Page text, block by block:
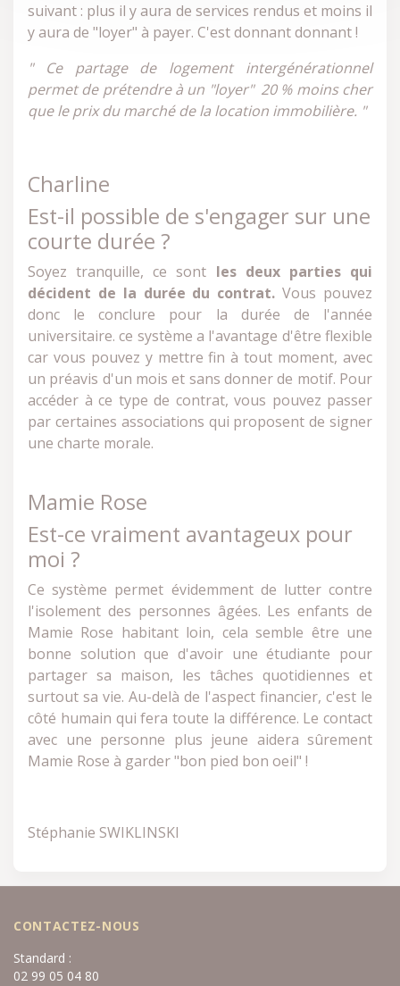
suivant : plus il y aura de services rendus et moins il
y aura de "loyer" à payer. C'est donnant donnant !
" Ce partage de logement intergénérationnel
permet de prétendre à un "loyer" 20 % moins cher
que le prix du marché de la location immobilière. "
Charline
Est-il possible de s'engager sur une
courte durée ?
Soyez tranquille, ce sont les deux parties qui
décident de la durée du contrat. Vous pouvez
donc le conclure pour la durée de l'année
universitaire. ce système a l'avantage d'être flexible
car vous pouvez y mettre fin à tout moment, avec
un préavis d'un mois et sans donner de motif. Pour
accéder à ce type de contrat, vous pouvez passer
par certaines associations qui proposent de signer
une charte morale.
Mamie Rose
Est-ce vraiment avantageux pour
moi ?
Ce système permet évidemment de lutter contre
l'isolement des personnes âgées. Les enfants de
Mamie Rose habitant loin, cela semble être une
bonne solution que d'avoir une étudiante pour
partager sa maison, les tâches quotidiennes et
surtout sa vie. Au-delà de l'aspect financier, c'est le
côté humain qui fera toute la différence. Le contact
avec une personne plus jeune aidera sûrement
Mamie Rose à garder "bon pied bon oeil" !
Stéphanie SWIKLINSKI
CONTACTEZ-NOUS
Standard :
02 99 05 04 80